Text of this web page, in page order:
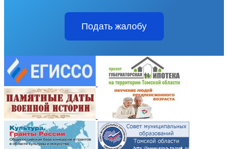
Подать жалобу